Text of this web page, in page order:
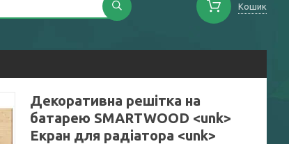
Кошик
Декоративна решітка на
батарею SMARTWOOD <unk>
Екран для радіатора <unk>